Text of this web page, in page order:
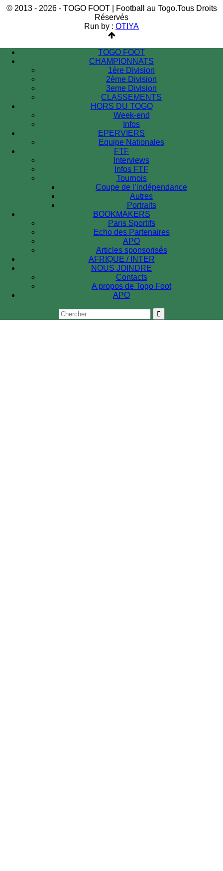
© 2013 - 2026 - TOGO FOOT | Football au Togo.Tous Droits
Réservés
Run by : OTIYA
TOGO FOOT
CHAMPIONNATS
1ère Division
2ème Division
3eme Division
CLASSEMENTS
HORS DU TOGO
Week-end
Infos
EPERVIERS
Equipe Nationales
FTF
Interviews
Infos FTF
Tournois
Coupe de l’indépendance
Autres
Portraits
BOOKMAKERS
Paris Sportifs
Echo des Partenaires
APO
Articles sponsorisés
AFRIQUE / INTER
NOUS JOINDRE
Contacts
A propos de Togo Foot
APO